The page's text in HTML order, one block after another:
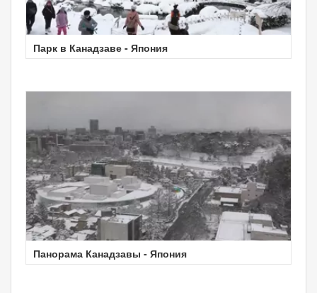
Парк в Канадзаве - Япония
Панорама Канадзавы - Япония